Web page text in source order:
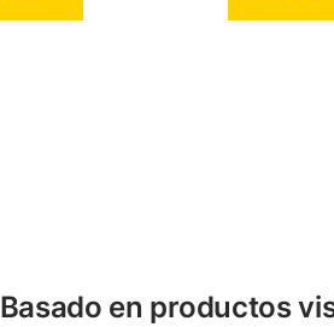
Basado en productos